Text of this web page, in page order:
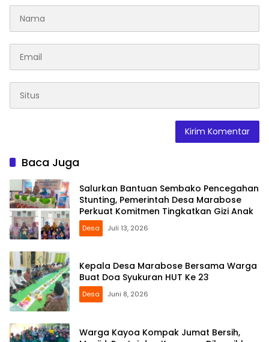
Baca Juga
Salurkan Bantuan Sembako Pencegahan
Stunting, Pemerintah Desa Marabose
Perkuat Komitmen Tingkatkan Gizi Anak
Desa Juli 13, 2026
Kepala Desa Marabose Bersama Warga
Buat Doa Syukuran HUT Ke 23
Desa Juni 8, 2026
Warga Kayoa Kompak Jumat Bersih,